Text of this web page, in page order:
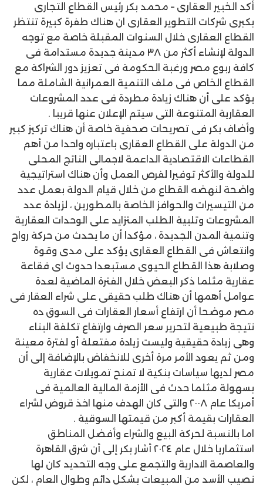
أكد الخبير العقارى – محمد بكر رئيس القطاع التجارى
بكبرى شركات التطوير العقارى ان هناك طفرة كبيرة تنتظر
القطاع العقارى خلال السنوات المقبلة خاصة مع توجه
الدولة لإنشاء أكثر من ٣٨ مدينة جديدة مستدامة فى
كافة ربوع مصر ورغبة الحكومة فى تعزيز دور الشراكة مع
القطاع الخاص فى ملف التنمية العمرانية الشاملة مما
يؤكد على أن هناك زيادة مطردة فى عدد المشروعات
العقارية المتنوعة التى سيتم الإعلان عنها قريبا .
وأضاف بكر فى تصريحات صحفية خاصة أن هناك تركيز كبير
من الدولة على القطاع العقارى باعتباره واحدا من أهم
القطاعات الاقتصادية الداعمة لاجمالى الناتج المحلى
للدولة والأكثر توفيرا لفرص العمل وأن هناك استراتيجية
واضحة لنهضه القطاع من خلال قيام الدولة بعمل عدد
من التيسيرات والحوافز الخاصة بالمطورين ، لزيادة عدد
المشروعات وتلبية الطلب المتزايد على الوحدات العقارية
وتنمية المدن الجديدة ، مؤكدا أن ما يحدث من حركة رواج
وانتعاش فى القطاع العقارى يؤكد على مدى وقوة
وصلابة هذا القطاع الحيوى مستبعدا حدوث اى فقاعة
عقارية مثلما ذكر البعض خلال الفترة الماضية لعدة
عوامل أهمها أن هناك طلب حقيقى على شراء العقار فى
مصر موضحا أن ارتفاع أسعار العقارات فى السوق ده
نتيجة طبيعية لتحرير سعر الصرف وارتفاع تكلفة البناء
وهى زيادة حقيقية وليست زيادة مفتعلة أو لفترة معينة
ومن ثم يعود الأمر مرة أخرى للانخفاض بالإضافة إلى أن
مصر لديها سياسات بنكية لا تمنح تمويلات عقارية
بسهولة مثلما حدث فى الأزمة المالية العالمية فى
أمريكا عام ٢٠٠٨ والتى كان الهدف منها اخذ قروض لشراء
العقارات بقيمة أكبر من قيمتها السوقية .
اما بالنسبة لحركة البيع والشراء وأفضل المناطق
استثماريا خلال عام ٢٠٢٤ أشار بكر إلى أن شرق القاهرة
والعاصمة الادارية والتجمع على وجه التحديد كان لها
نصيب الأسد من المبيعات بشكل دائم وطوال العام ، لكن